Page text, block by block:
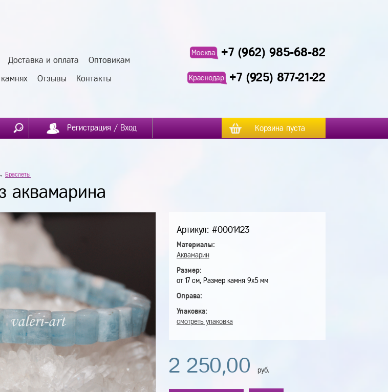
Доставка и оплата Оптовикам
Отзывы Контакты
Москва +7 (962) 985-68-82
Краснодар +7 (925) 877-21-22
Регистрация / Вход Корзина пуста
Браслеты
аквамарина
Артикул: #0001423
Материалы:
Аквамарин
Размер:
от 17 см, Размер камня 9х5 мм
Оправа:
Упаковка:
смотреть упаковка
2 250,00 руб.